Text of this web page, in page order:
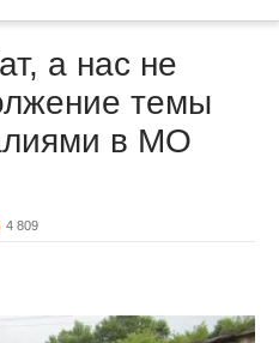
а нас не
темы
в МО
4 809